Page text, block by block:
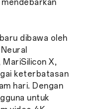
dibawa oleh
MariSilicon X,
keterbatasan
hari. Dengan
untuk